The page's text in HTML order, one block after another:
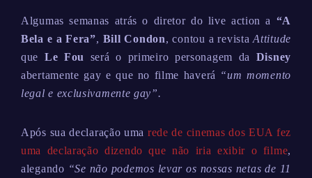
Algumas semanas atrás o diretor do live action a “A
Bela e a Fera”, Bill Condon, contou a revistaAttitude
que Le Fou será o primeiro personagem da Disney
abertamente gay e que no filme haverá “um momento
legal e exclusivamente gay”.
Após sua declaração uma rede de cinemas dos EUA fez
uma declaração dizendo que não iria exibir o filme,
alegando “Se não podemos levar os nossas netas de 11